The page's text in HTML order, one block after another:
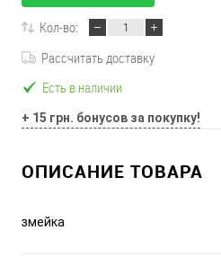
Кол-во:
Рассчитать доставку
Есть в наличии
+ 15 грн. бонусов за покупку!
ОПИСАНИЕ ТОВАРА
змейка